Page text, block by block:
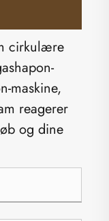
cirkulære
maskine,
reagerer
og dine